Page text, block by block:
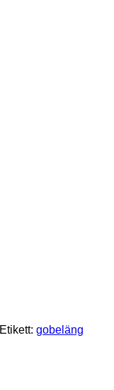
Etikett: gobeläng